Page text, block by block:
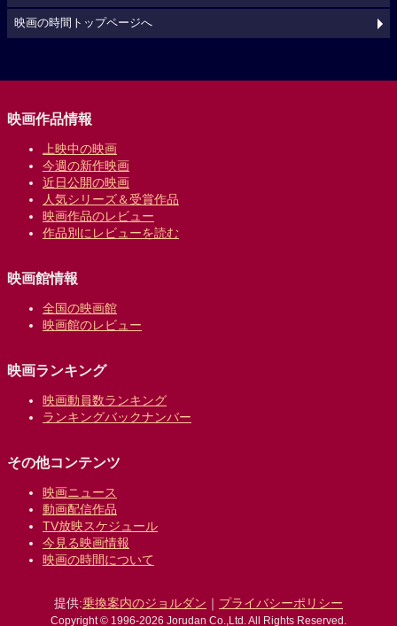
映画の時間トップページへ
映画作品情報
上映中の映画
今週の新作映画
近日公開の映画
人気シリーズ＆受賞作品
映画作品のレビュー
作品別にレビューを読む
映画館情報
全国の映画館
映画館のレビュー
映画ランキング
映画動員数ランキング
ランキングバックナンバー
その他コンテンツ
映画ニュース
動画配信作品
TV放映スケジュール
今見る映画情報
映画の時間について
提供:乗換案内のジョルダン ｜ プライバシーポリシー
Copyright © 1996-2026 Jorudan Co.,Ltd. All Rights Reserved.